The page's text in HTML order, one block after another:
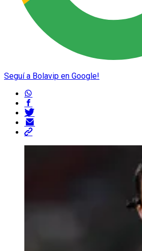
Seguí a Bolavip en Google!